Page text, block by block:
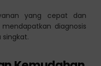
yang cepat dan
diagnosis